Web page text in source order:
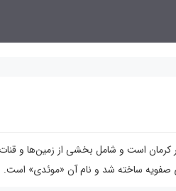
است و شامل بخشی از زمین‌ها و
ی صفویه ساخته شد و نام آن «موئدی» است.